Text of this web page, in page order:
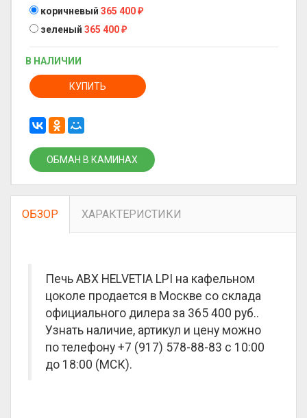
коричневый 365 400₽
зеленый 365 400₽
В НАЛИЧИИ
КУПИТЬ
ОБМАН В КАМИНАХ
ОБЗОР ХАРАКТЕРИСТИКИ
Печь ABX HELVETIA LPI на кафельном
цоколе продается в Москве со склада
официального дилера за 365 400 руб..
Узнать наличие, артикул и цену можно
по телефону +7 (917) 578-88-83 с 10:00
до 18:00 (МСК).